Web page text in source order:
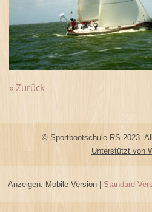
« Zurück
© Sportbootschule RS 2023.
Unterstützt von
Anzeigen: Mobile Version| Standard